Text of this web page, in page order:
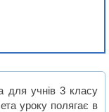
для учнів 3 класу
уроку полягає в